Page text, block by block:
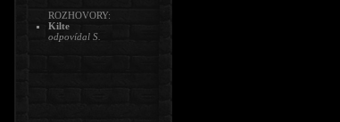
ROZHOVORY:
Kilte
odpovídal S.